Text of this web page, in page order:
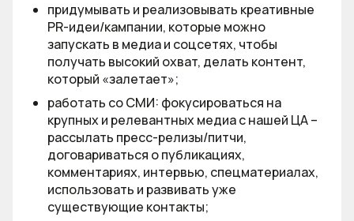
придумывать и реализовывать креативные
PR-идеи/кампании, которые можно
запускать в медиа и соцсетях, чтобы
получать высокий охват, делать контент,
который «залетает»;
работать со СМИ: фокусироваться на
крупных и релевантных медиа с нашей ЦА –
рассылать пресс-релизы/питчи,
договариваться о публикациях,
комментариях, интервью, спецматериалах,
использовать и развивать уже
существующие контакты;